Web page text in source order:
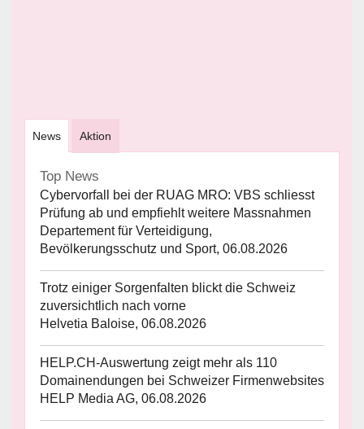
News Aktion
Top News
Cybervorfall bei der RUAG MRO: VBS schliesst
Prüfung ab und empfiehlt weitere Massnahmen
Departement für Verteidigung,
Bevölkerungsschutz und Sport, 06.08.2026
Trotz einiger Sorgenfalten blickt die Schweiz
zuversichtlich nach vorne
Helvetia Baloise, 06.08.2026
HELP.CH-Auswertung zeigt mehr als 110
Domainendungen bei Schweizer Firmenwebsites
HELP Media AG, 06.08.2026